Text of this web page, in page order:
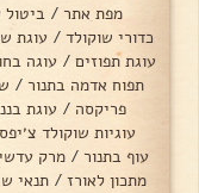
מפת אתר /
כדורי שוקולד / עוגת
עוגת תפוזים / עוגה
תפוח אדמה בתנור /
פריקסה / עוגת
עוגיות שוקולד צ׳יפס
עוף בתנור / מרק
מתכון לאורז / תנאי